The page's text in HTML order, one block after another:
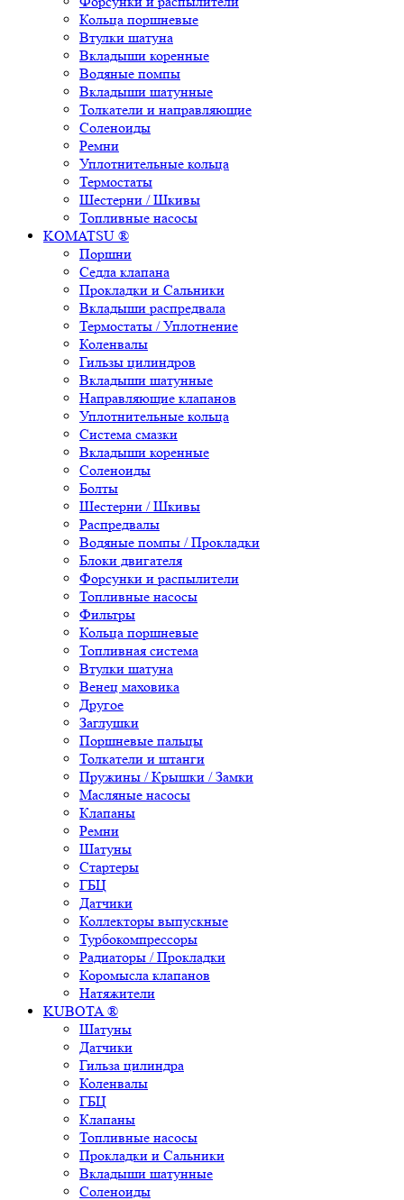
Кольца поршневые
Втулки шатуна
Вкладыши коренные
Водяные помпы
Вкладыши шатунные
Толкатели и направляющие
Соленоиды
Ремни
Уплотнительные кольца
Термостаты
Шестерни / Шкивы
Топливные насосы
KOMATSU ®
Поршни
Седла клапана
Прокладки и Сальники
Вкладыши распредвала
Термостаты / Уплотнение
Коленвалы
Гильзы цилиндров
Вкладыши шатунные
Направляющие клапанов
Уплотнительные кольца
Система смазки
Вкладыши коренные
Соленоиды
Болты
Шестерни / Шкивы
Распредвалы
Водяные помпы / Прокладки
Блоки двигателя
Форсунки и распылители
Топливные насосы
Фильтры
Кольца поршневые
Топливная система
Втулки шатуна
Венец маховика
Другое
Заглушки
Поршневые пальцы
Толкатели и штанги
Пружины / Крышки / Замки
Масляные насосы
Клапаны
Ремни
Шатуны
Стартеры
ГБЦ
Датчики
Коллекторы выпускные
Турбокомпрессоры
Радиаторы / Прокладки
Коромысла клапанов
Натяжители
KUBOTA ®
Шатуны
Датчики
Гильза цилиндра
Коленвалы
ГБЦ
Клапаны
Топливные насосы
Прокладки и Сальники
Вкладыши шатунные
Соленоиды